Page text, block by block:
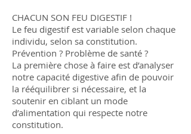
CHACUN SON FEU DIGESTIF !
Le feu digestif est variable selon chaque
individu, selon sa constitution.
Prévention ? Problème de santé ?
La première chose à faire est d’analyser
notre capacité digestive afin de pouvoir
la rééquilibrer si nécessaire, et la
soutenir en ciblant un mode
d’alimentation qui respecte notre
constitution.